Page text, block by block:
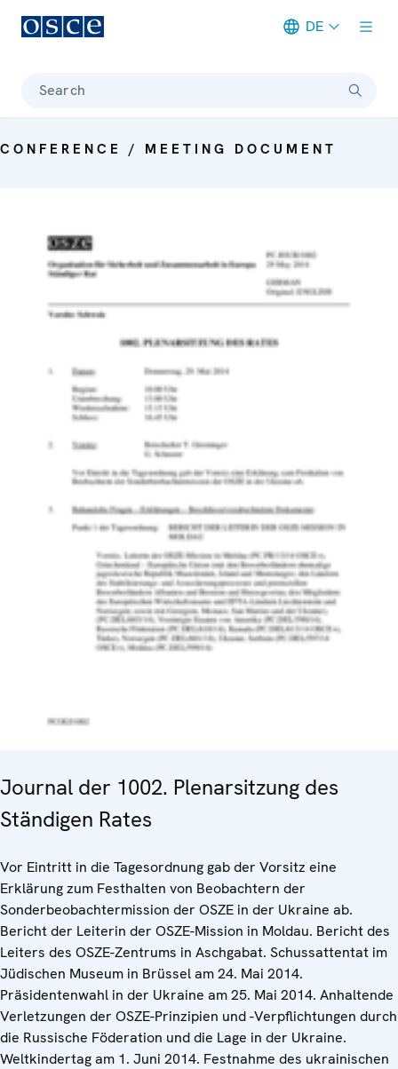
DE
Search
CONFERENCE / MEETING DOCUMENT
Journal der 1002. Plenarsitzung des
Ständigen Rates
Vor Eintritt in die Tagesordnung gab der Vorsitz eine
Erklärung zum Festhalten von Beobachtern der
Sonderbeobachtermission der OSZE in der Ukraine ab.
Bericht der Leiterin der OSZE-Mission in Moldau. Bericht des
Leiters des OSZE-Zentrums in Aschgabat. Schussattentat im
Jüdischen Museum in Brüssel am 24. Mai 2014.
Präsidentenwahl in der Ukraine am 25. Mai 2014. Anhaltende
Verletzungen der OSZE-Prinzipien und -Verpflichtungen durch
die Russische Föderation und die Lage in der Ukraine.
Weltkindertag am 1. Juni 2014. Festnahme des ukrainischen